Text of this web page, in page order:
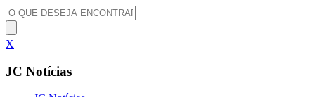
X
JC Notícias